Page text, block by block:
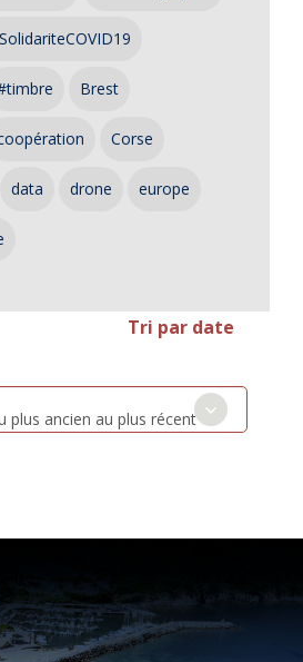
Brest
Corse
data drone europe
Tri par date
plus ancien au plus récent